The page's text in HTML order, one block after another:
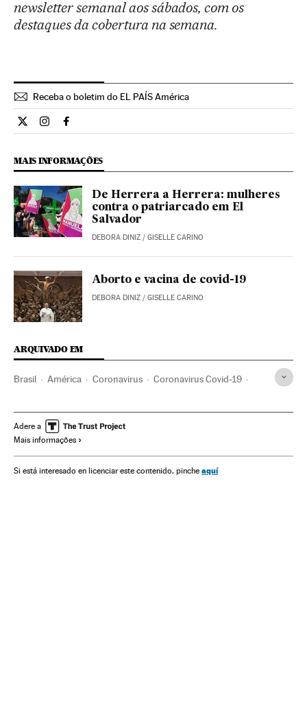
newsletter semanal aos sábados, com os
destaques da cobertura na semana.
Receba o boletim do EL PAÍS América
Opiniao El País Brasil en Twitter
Opiniao El País Brasil en Instagram
Opiniao El País Brasil en Facebook
MAIS INFORMAÇÕES
De Herrera a Herrera: mulheres
contra o patriarcado em El
Salvador
DEBORA DINIZ / GISELLE CARINO
Aborto e vacina de covid-19
DEBORA DINIZ / GISELLE CARINO
ARQUIVADO EM
Brasil América Coronavirus Coronavirus Covid-19
Relações gênero Negros
Saúde pública
Desigualdade social
Adere a
Mais informações
Si está interesado en licenciar este contenido, pinche aquí